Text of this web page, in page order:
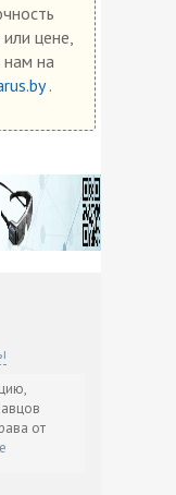
цене,
на
.
от